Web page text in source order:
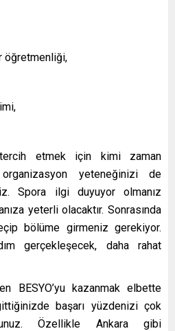
öğretmenliği,
tercih etmek için kimi zaman
yeteneğinizi de
Spora ilgi duyuyor olmanız
yeterli olacaktır. Sonrasında
bölüme girmeniz gerekiyor.
gerçekleşecek, daha rahat
BESYO’yu kazanmak elbette
başarı yüzdenizi çok
Özellikle Ankara gibi